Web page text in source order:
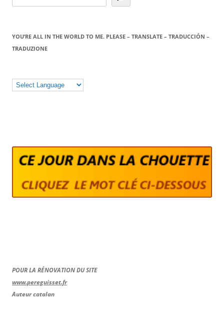
YOU’RE ALL IN THE WORLD TO ME. PLEASE – TRANSLATE – TRADUCCIÓN –
TRADUZIONE
POUR LA RÉNOVATION DU SITE
www.pereguisset.fr
Auteur catalan